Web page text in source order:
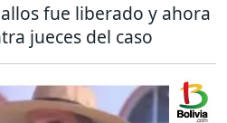
fue liberado y ahora
jueces del caso